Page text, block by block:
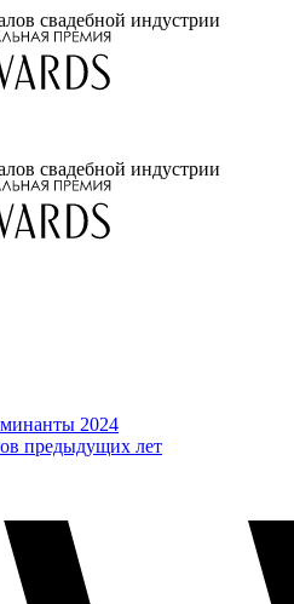
свадебной индустрии
свадебной индустрии
2024
предыдущих лет